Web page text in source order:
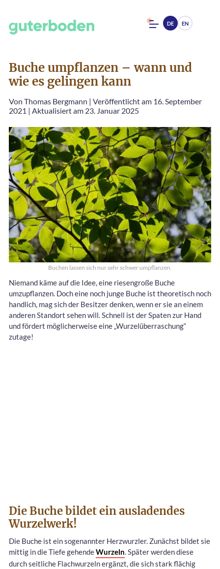
DE EN
Buche umpflanzen – wann und
wie es gelingen kann
Von Thomas Bergmann | Veröffentlicht am 16. September
2021 | Aktualisiert am 23. Januar 2025
Buchen lassen sich nur sehr schwer umpflanzen.
Niemand käme auf die Idee, eine riesengroße Buche
umzupflanzen. Doch eine noch junge Buche ist theoretisch noch
handlich, mag sich der Besitzer denken, wenn er sie an einem
anderen Standort sehen will. Schnell ist der Spaten zur Hand
und fördert möglicherweise eine „Wurzelüberraschung“
zutage!
Die Buche bildet ein ausladendes
Wurzelwerk!
Die Buche ist ein sogenannter Herzwurzler. Zunächst bildet sie
mittig in die Tiefe gehendeWurzeln . Später werden diese
durch seitliche Flachwurzeln ergänzt, die sich stark flächig